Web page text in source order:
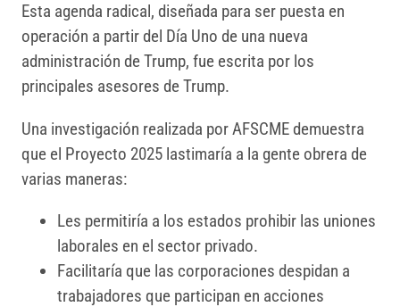
Esta agenda radical, diseñada para ser puesta en
operación a partir del Día Uno de una nueva
administración de Trump, fue escrita por los
principales asesores de Trump.
Una investigación realizada por AFSCME demuestra
que el Proyecto 2025 lastimaría a la gente obrera de
varias maneras:
Les permitiría a los estados prohibir las uniones
laborales en el sector privado.
Facilitaría que las corporaciones despidan a
trabajadores que participan en acciones